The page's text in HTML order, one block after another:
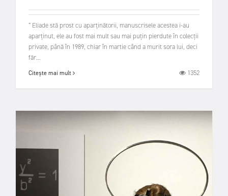
“ Eliade stă prost cu aparținătorii, manuscrisele acestea i-au
aparținut, ele au fost mai mult sau mai puțin pierdute în colecții
private, până în 1989, chiar în martie când a murit sora lui, deci
făr...
Citește mai mult 1352